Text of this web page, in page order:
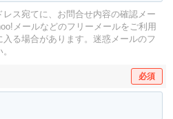
ス宛てに、お問合せ内容の確認メー
メールなどのフリーメールをご利用
る場合があります。 迷惑メールのフ
必須